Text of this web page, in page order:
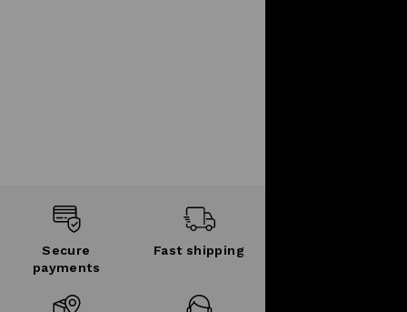
Secure
payments
Fast shipping